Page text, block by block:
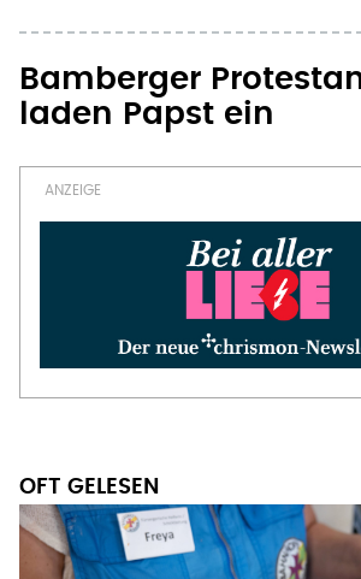
Bamberger
laden Papst ein
OFT GELESEN